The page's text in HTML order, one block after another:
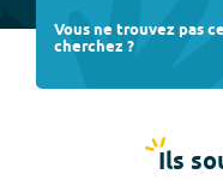
Vous ne trouvez pas
cherchez ?
Ils